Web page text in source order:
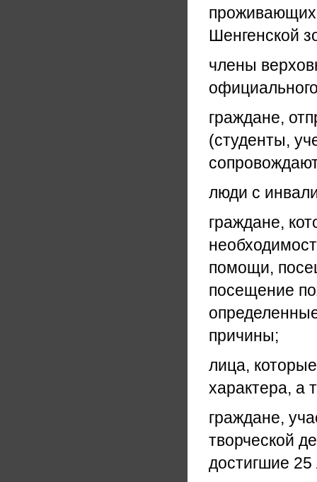
проживающих
Шенгенской
члены
граждане,
(студенты,
люди с
граждане,
помощи,
посещение
причины;
лица,
характера, а
граждане,
творческой
достигшие 25